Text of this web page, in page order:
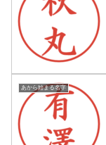
あから始まる名字